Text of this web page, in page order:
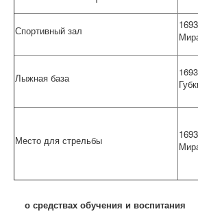
Спортивный зал
Лыжная база
Место для стрельбы
о средствах обучения и воспитания